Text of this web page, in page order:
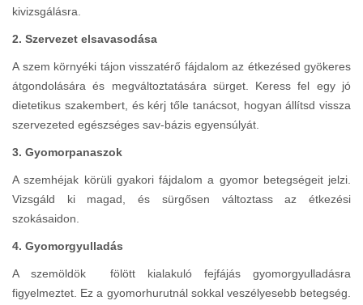
kivizsgálásra.
2. Szervezet elsavasodása
A szem környéki tájon visszatérő fájdalom az étkezésed gyökeres
átgondolására és megváltoztatására sürget. Keress fel egy jó
dietetikus szakembert, és kérj tőle tanácsot, hogyan állítsd vissza
szervezeted egészséges sav-bázis egyensúlyát.
3. Gyomorpanaszok
A szemhéjak körüli gyakori fájdalom a gyomor betegségeit jelzi.
Vizsgáld ki magad, és sürgősen változtass az étkezési
szokásaidon.
4. Gyomorgyulladás
A szemöldök fölött kialakuló fejfájás gyomorgyulladásra
figyelmeztet. Ez a gyomorhurutnál sokkal veszélyesebb betegség.